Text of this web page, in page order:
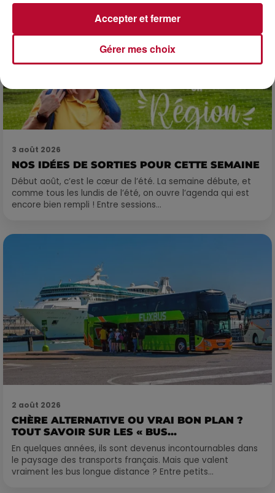
3 août 2026
NOS IDÉES DE SORTIES POUR CETTE SEMAINE
Début août, c’est le cœur de l’été. La semaine débute, et
comme tous les lundis de l’été, on ouvre l’agenda qui est
encore bien rempli ! Entre sessions...
2 août 2026
CHÈRE ALTERNATIVE OU VRAI BON PLAN ?
TOUT SAVOIR SUR LES « BUS...
En quelques années, ils sont devenus incontournables dans
le paysage des transports français. Mais que valent
vraiment les bus longue distance ? Entre petits...
Gérer mes choix
Accepter et fermer